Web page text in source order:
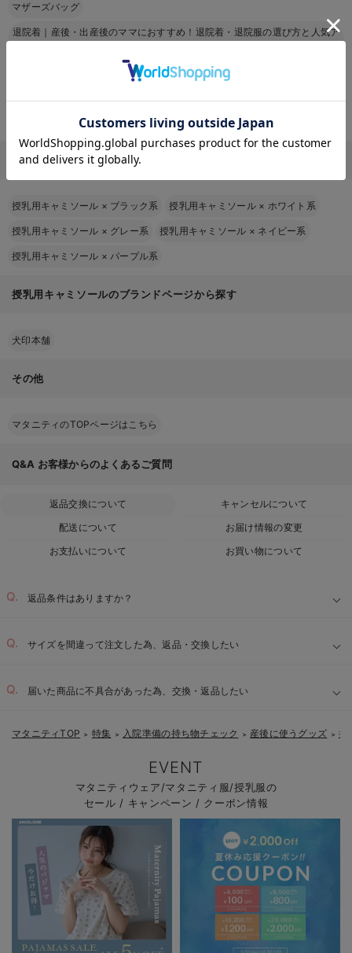
マザーズバッグ
退院着｜産後・出産後のママにおすすめ！退院着・退院服の選び方と人気ア
骨盤ベルトはいつからいつまでつける？
カラーから探す（授乳用キャミソール）
授乳用キャミソール × ブラック系 授乳用キャミソール × ホワイト系
授乳用キャミソール × グレー系 授乳用キャミソール × ネイビー系
授乳用キャミソール ×パープル系
授乳用キャミソールのブランドページから探す
犬印本舗
その他
マタニティのTOPページはこちら
Q&A お客様からのよくあるご質問
返品交換について
キャンセルについて
配送について
お届け情報の変更
お支払いについて
お買い物について
返品条件はありますか？
サイズを間違って注文した為、返品・交換したい
届いた商品に不具合があった為、交換・返品したい
お気に入り商品を確認する
マタニティTOP ＞ 特集 ＞ 入院準備の持ち物チェック ＞ 産後に使うグッズ ＞ 授
EVENT
マタニティウェア/マタニティ服/授乳服の
セール / キャンペーン / クーポン情報